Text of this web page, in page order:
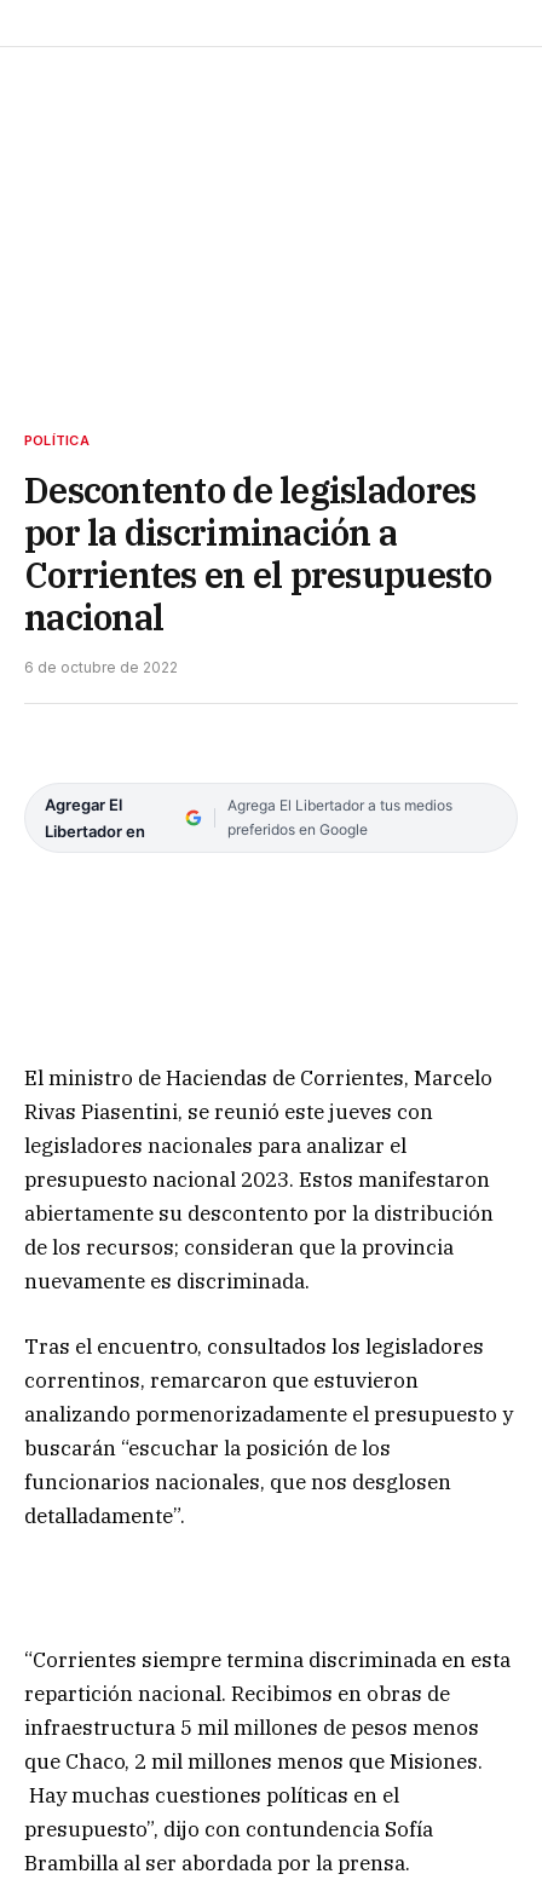
POLÍTICA
Descontento de legisladores
por la discriminación a
Corrientes en el presupuesto
nacional
6 de octubre de 2022
Agregar El
Libertador en
Agrega El Libertador a tus medios
preferidos en Google
El ministro de Haciendas de Corrientes, Marcelo
Rivas Piasentini, se reunió este jueves con
legisladores nacionales para analizar el
presupuesto nacional 2023. Estos manifestaron
abiertamente su descontento por la distribución
de los recursos; consideran que la provincia
nuevamente es discriminada.
Tras el encuentro, consultados los legisladores
correntinos, remarcaron que estuvieron
analizando pormenorizadamente el presupuesto y
buscarán “escuchar la posición de los
funcionarios nacionales, que nos desglosen
detalladamente”.
“Corrientes siempre termina discriminada en esta
repartición nacional. Recibimos en obras de
infraestructura 5 mil millones de pesos menos
que Chaco, 2 mil millones menos que Misiones.
Hay muchas cuestiones políticas en el
presupuesto”, dijo con contundencia Sofía
Brambilla al ser abordada por la prensa.